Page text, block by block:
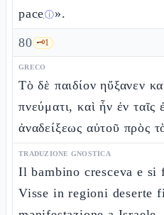
paceⓘ».
80 🗝️1
GRECO
Τὸ δὲ παιδίον ηὔξανεν
πνεύματι, καὶ ἦν ἐν ταῖς
ἀναδείξεως αὐτοῦ πρὸς
TRADUZIONE GNOSTICA
Il bambino cresceva e
Visse in regioni deserte